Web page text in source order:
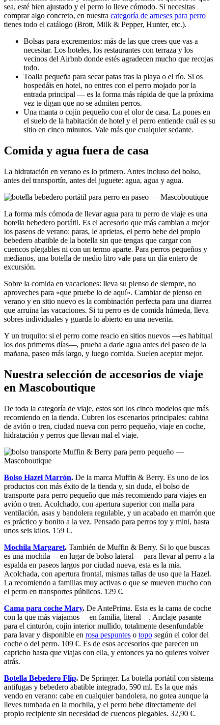
sea, esté bien ajustado y el perro lo lleve cómodo. Si necesitas
comprar algo concreto, en nuestra categoría de arneses para perro
tienes todo el catálogo (Brott, Milk & Pepper, Hunter, etc.).
Bolsas para excrementos: más de las que crees que vas a
necesitar. Los hoteles, los restaurantes con terraza y los
vecinos del Airbnb donde estés agradecen mucho que recojas
todo.
Toalla pequeña para secar patas tras la playa o el río. Si os
hospedáis en hotel, no entres con el perro mojado por la
entrada principal — es la forma más rápida de que la próxima
vez te digan que no se admiten perros.
Una manta o cojín pequeño con el olor de casa. La pones en
el suelo de la habitación de hotel y el perro entiende cuál es su
sitio en cinco minutos. Vale más que cualquier sedante.
Comida y agua fuera de casa
La hidratación en verano es lo primero. Antes incluso del bolso,
antes del transportín, antes del juguete: agua, agua y agua.
La forma más cómoda de llevar agua para tu perro de viaje es una
botella bebedero portátil. Es el accesorio que más cambian a mejor
los paseos de verano: paras, le aprietas, el perro bebe del propio
bebedero abatible de la botella sin que tengas que cargar con
cuencos plegables ni con un termo aparte. Para perros pequeños y
medianos, una botella de medio litro vale para un día entero de
excursión.
Sobre la comida en vacaciones: lleva su pienso de siempre, no
aproveches para «que pruebe lo de aquí». Cambiar de pienso en
verano y en sitio nuevo es la combinación perfecta para una diarrea
que arruina las vacaciones. Si tu perro es de comida húmeda, lleva
sobres individuales y guarda lo abierto en una neverita.
Y un truquito: si el perro come reacio en sitios nuevos —es habitual
los dos primeros días—, prueba a darle agua antes del paseo de la
mañana, paseo más largo, y luego comida. Suelen aceptar mejor.
Nuestra selección de accesorios de viaje
en Mascoboutique
De toda la categoría de viaje, estos son los cinco modelos que más
recomiendo en la tienda. Cubren los escenarios principales: cabina
de avión o tren, ciudad nueva con perro pequeño, viaje en coche,
hidratación y perros que llevan mal el viaje.
Bolso Hazel Marrón. De la marca Muffin & Berry. Es uno de los
productos con más éxito de la tienda y, sin duda, el bolso de
transporte para perro pequeño que más recomiendo para viajes en
avión o tren. Acolchado, con apertura superior con malla para
ventilación, asas y bandolera regulable, y un acabado en marrón que
es práctico y bonito a la vez. Pensado para perros toy y mini, hasta
unos seis kilos. 159 €.
Mochila Margaret. También de Muffin & Berry. Si lo que buscas
es una mochila —en lugar de bolso lateral— para llevar al perro a la
espalda en paseos largos por ciudad nueva, esta es la mía.
Acolchada, con apertura frontal, mismas tallas de uso que la Hazel.
La recomiendo a familias muy activas o que se mueven mucho con
el perro en transportes públicos. 129 €.
Cama para coche Mary. De AntePrima. Esta es la cama de coche
con la que más viajamos —en familia, literal—. Anclaje pasante
para el cinturón, cojín interior mullido, totalmente desenfundable
para lavar y disponible en rosa pespuntes o topo según el color del
coche o del perro. 109 €. Es de esos accesorios que parecen un
capricho hasta que viajas con ella, y entonces ya no quieres volver
atrás.
Botella Bebedero Flip. De Springer. La botella portátil con sistema
antifugas y bebedero abatible integrado, 590 ml. Es la que más
vendo en verano: cabe en cualquier bandolera, no gotea aunque la
lleves tumbada en la mochila, y el perro bebe directamente del
propio recipiente sin necesidad de cuencos plegables. 32,90 €.